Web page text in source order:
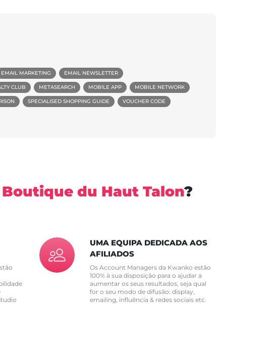
EMAIL MARKETING EMAIL NEWSLETTER
CLUB METASEARCH MOBILE APP MOBILE NETWORK
SPECIALISED SHOPPING GUIDE VOUCHER CODE
Boutique du Haut Talon?
UMA EQUIPA DEDICADA AOS
AFILIADOS
Os Account Managers da Kwanko estão
100% à sua disposição para o ajudar a
aumentar os seus resultados, seja qual
for o seu modo de difusão: display,
emailing, influência & redes sociais etc.